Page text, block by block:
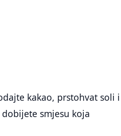
kakao, prstohvat soli i
smjesu koja